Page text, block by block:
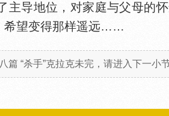
主导地位，对家庭与父母的
希望变得那样遥远……
篇 “杀手”克拉克未完，请进入下一小